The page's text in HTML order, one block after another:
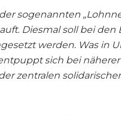
sogenannten
Diesmal soll bei den
werden. Was in
sich bei
zentralen